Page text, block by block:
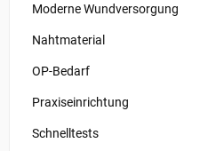
Moderne Wundversorgung
Nahtmaterial
OP-Bedarf
Praxiseinrichtung
Schnelltests